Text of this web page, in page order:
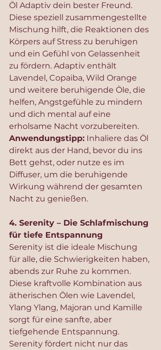
Öl Adaptiv dein bester Freund.
Diese speziell zusammengestellte
Mischung hilft, die Reaktionen des
Körpers auf Stress zu beruhigen
und ein Gefühl von Gelassenheit
zu fördern. Adaptiv enthält
Lavendel, Copaiba, Wild Orange
und weitere beruhigende Öle, die
helfen, Angstgefühle zu mindern
und dich mental auf eine
erholsame Nacht vorzubereiten.
Anwendungstipp: Inhaliere das Öl
direkt aus der Hand, bevor du ins
Bett gehst, oder nutze es im
Diffuser, um die beruhigende
Wirkung während der gesamten
Nacht zu genießen.
4. Serenity – Die Schlafmischung
für tiefe Entspannung
Serenity ist die ideale Mischung
für alle, die Schwierigkeiten haben,
abends zur Ruhe zu kommen.
Diese kraftvolle Kombination aus
ätherischen Ölen wie Lavendel,
Ylang Ylang, Majoran und Kamille
sorgt für eine sanfte, aber
tiefgehende Entspannung.
Serenity fördert nicht nur das